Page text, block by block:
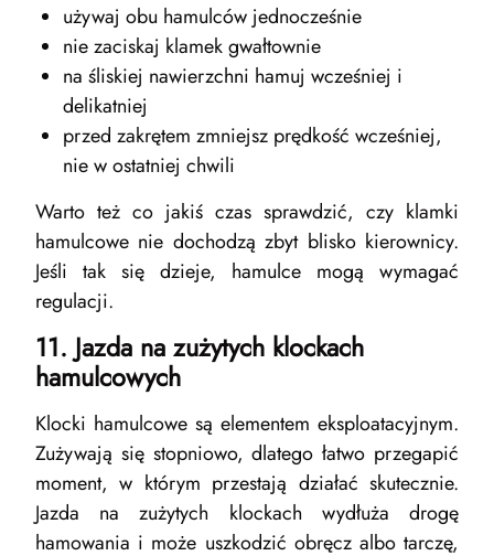
używaj obu hamulców jednocześnie
nie zaciskaj klamek gwałtownie
na śliskiej nawierzchni hamuj wcześniej i
delikatniej
przed zakrętem zmniejsz prędkość wcześniej,
nie w ostatniej chwili
Warto też co jakiś czas sprawdzić, czy klamki
hamulcowe nie dochodzą zbyt blisko kierownicy.
Jeśli tak się dzieje, hamulce mogą wymagać
regulacji.
11. Jazda na zużytych klockach
hamulcowych
Klocki hamulcowe są elementem eksploatacyjnym.
Zużywają się stopniowo, dlatego łatwo przegapić
moment, w którym przestają działać skutecznie.
Jazda na zużytych klockach wydłuża drogę
hamowania i może uszkodzić obręcz albo tarczę,